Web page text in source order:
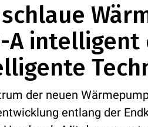
A intelligent
der neuen
entlang der